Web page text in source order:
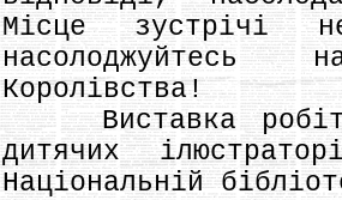
Місце зустрічі
насолоджуйтесь
Королівства!
Виставка робіт
дитячих
Національній